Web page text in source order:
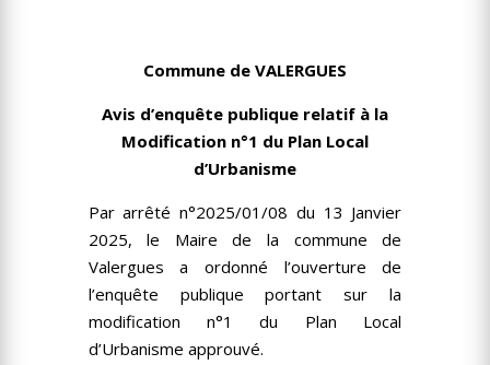
Commune de VALERGUES
Avis d’enquête publique relatif à la
Modification n°1 du Plan Local
d’Urbanisme
Par arrêté n°2025/01/08 du 13 Janvier
2025, le Maire de la commune de
Valergues a ordonné l’ouverture de
l’enquête publique portant sur la
modification n°1 du Plan Local
d’Urbanisme approuvé.